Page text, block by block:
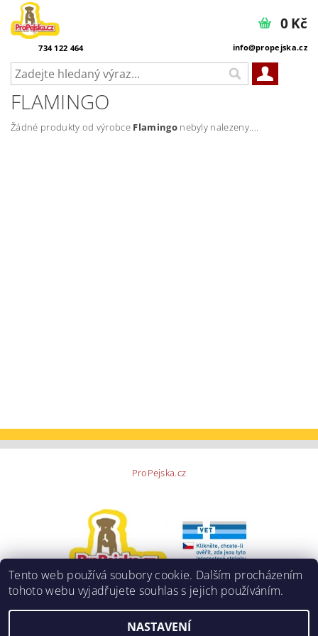
734 122 464 info@propejska.cz
0 Kč
FLAMINGO
Žádné produkty od výrobce Flamingonebyly nalezeny....
ProPejska.cz
Tento web používá soubory cookie. Dalším procházením
tohoto webu vyjadřujete souhlas s jejich používáním.
NASTAVENÍ